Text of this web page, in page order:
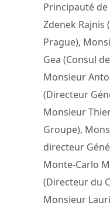
Principauté
Zdenek Rajnis
Prague),
Gea (Consul
Monsieur
(Directeur
Monsieur
Groupe),
directeur
Monte-Carlo
(Directeur du
Monsieur